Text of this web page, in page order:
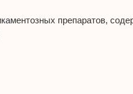
препаратов,